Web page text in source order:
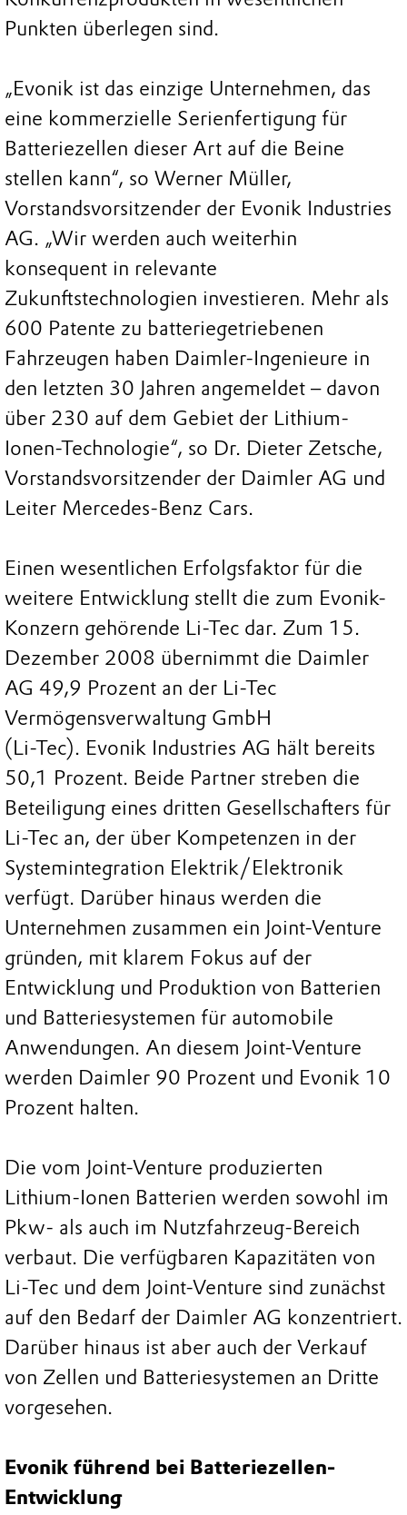
Punkten überlegen sind.
„Evonik ist das einzige Unternehmen, das
eine kommerzielle Serienfertigung für
Batteriezellen dieser Art auf die Beine
stellen kann“, so Werner Müller,
Vorstandsvorsitzender der Evonik Industries
AG. „Wir werden auch weiterhin
konsequent in relevante
Zukunftstechnologien investieren. Mehr als
600 Patente zu batteriegetriebenen
Fahrzeugen haben Daimler-Ingenieure in
den letzten 30 Jahren angemeldet – davon
über 230 auf dem Gebiet der Lithium-
Ionen-Technologie“, so Dr. Dieter Zetsche,
Vorstandsvorsitzender der Daimler AG und
Leiter Mercedes-Benz Cars.
Einen wesentlichen Erfolgsfaktor für die
weitere Entwicklung stellt die zum Evonik-
Konzern gehörende Li-Tec dar. Zum 15.
Dezember 2008 übernimmt die Daimler
AG 49,9 Prozent an der Li-Tec
Vermögensverwaltung GmbH
(Li-Tec). Evonik Industries AG hält bereits
50,1 Prozent. Beide Partner streben die
Beteiligung eines dritten Gesellschafters für
Li-Tec an, der über Kompetenzen in der
Systemintegration Elektrik/Elektronik
verfügt. Darüber hinaus werden die
Unternehmen zusammen ein Joint-Venture
gründen, mit klarem Fokus auf der
Entwicklung und Produktion von Batterien
und Batteriesystemen für automobile
Anwendungen. An diesem Joint-Venture
werden Daimler 90 Prozent und Evonik 10
Prozent halten.
Die vom Joint-Venture produzierten
Lithium-Ionen Batterien werden sowohl im
Pkw- als auch im Nutzfahrzeug-Bereich
verbaut. Die verfügbaren Kapazitäten von
Li-Tec und dem Joint-Venture sind zunächst
auf den Bedarf der Daimler AG konzentriert.
Darüber hinaus ist aber auch der Verkauf
von Zellen und Batteriesystemen an Dritte
vorgesehen.
Evonik führend bei Batteriezellen-
Entwicklung